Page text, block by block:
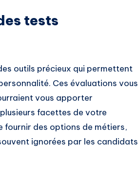
tests
outils précieux qui permettent
Ces évaluations vous
vous apporter
facettes de votre
fournir des options de métiers,
ignorées par les candidats